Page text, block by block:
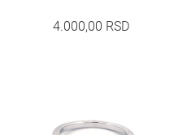
4.000,00 RSD